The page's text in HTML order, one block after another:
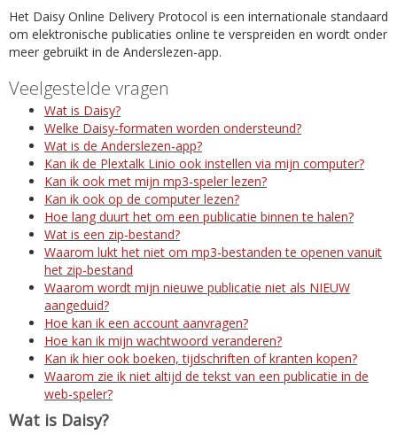
Het Daisy Online Delivery Protocol is een internationale standaard
om elektronische publicaties online te verspreiden en wordt onder
meer gebruikt in de Anderslezen-app.
Veelgestelde vragen
Wat is Daisy?
Welke Daisy-formaten worden ondersteund?
Wat is de Anderslezen-app?
Kan ik de Plextalk Linio ook instellen via mijn computer?
Kan ik ook met mijn mp3-speler lezen?
Kan ik ook op de computer lezen?
Hoe lang duurt het om een publicatie binnen te halen?
Wat is een zip-bestand?
Waarom lukt het niet om mp3-bestanden te openen vanuit
het zip-bestand
Waarom wordt mijn nieuwe publicatie niet als NIEUW
aangeduid?
Hoe kan ik een account aanvragen?
Hoe kan ik mijn wachtwoord veranderen?
Kan ik hier ook boeken, tijdschriften of kranten kopen?
Waarom zie ik niet altijd de tekst van een publicatie in de
web-speler?
Wat is Daisy?